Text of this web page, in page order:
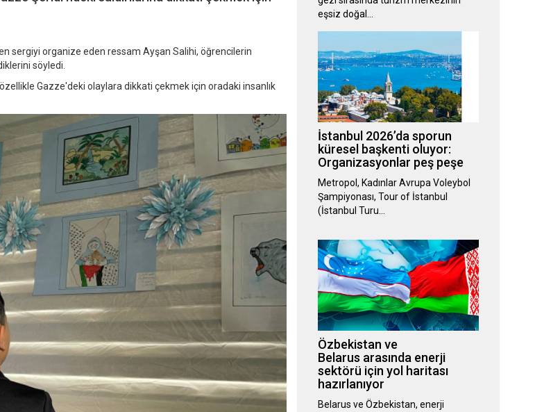
sergiyi organize eden ressam Ayşan Salihi, öğrencilerin
söyledi.
Gazze'deki olaylara dikkati çekmek için oradaki insanlık
eşsiz doğal…
İstanbul 2026’da sporun
küresel başkenti oluyor:
Organizasyonlar peş peşe
Metropol, Kadınlar Avrupa Voleybol
Şampiyonası, Tour of İstanbul
(İstanbul Turu…
Özbekistan ve
Belarus arasında enerji
sektörü için yol haritası
hazırlanıyor
Belarus ve Özbekistan, enerji